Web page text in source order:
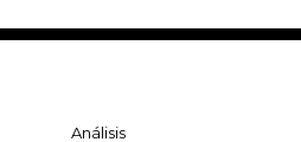
Análisis